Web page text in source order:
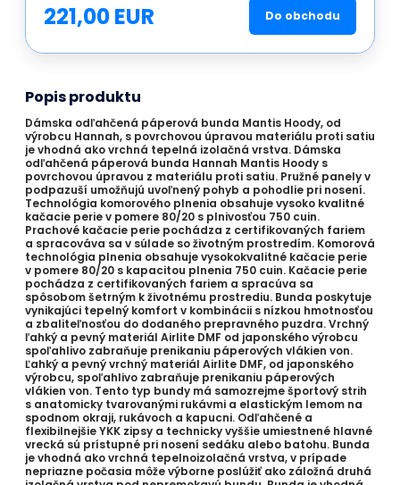
221,00 EUR Do obchodu
Popis produktu
Dámska odľahčená páperová bunda Mantis Hoody, od
výrobcu Hannah, s povrchovou úpravou materiálu proti satiu
je vhodná ako vrchná tepelná izolačná vrstva. Dámska
odľahčená páperová bunda Hannah Mantis Hoody s
povrchovou úpravou z materiálu proti satiu. Pružné panely v
podpazuší umožňujú uvoľnený pohyb a pohodlie pri nosení.
Technológia komorového plnenia obsahuje vysoko kvalitné
kačacie perie v pomere 80/20 s plnivosťou 750 cuin.
Prachové kačacie perie pochádza z certifikovaných fariem
a spracováva sa v súlade so životným prostredím. Komorová
technológia plnenia obsahuje vysokokvalitné kačacie perie
v pomere 80/20 s kapacitou plnenia 750 cuin. Kačacie perie
pochádza z certifikovaných fariem a spracúva sa
spôsobom šetrným k životnému prostrediu. Bunda poskytuje
vynikajúci tepelný komfort v kombinácii s nízkou hmotnosťou
a zbaliteľnosťou do dodaného prepravného puzdra. Vrchný
ľahký a pevný materiál Airlite DMF od japonského výrobcu
spoľahlivo zabraňuje prenikaniu páperových vlákien von.
Ľahký a pevný vrchný materiál Airlite DMF, od japonského
výrobcu, spoľahlivo zabraňuje prenikaniu páperových
vlákien von. Tento typ bundy má samozrejme športový strih
s anatomicky tvarovanými rukávmi a elastickým lemom na
spodnom okraji, rukávoch a kapucni. Odľahčené a
flexibilnejšie YKK zipsy a technicky vyššie umiestnené hlavné
vrecká sú prístupné pri nosení sedáku alebo batohu. Bunda
je vhodná ako vrchná tepelnoizolačná vrstva, v prípade
nepriazne počasia môže výborne poslúžiť ako záložná druhá